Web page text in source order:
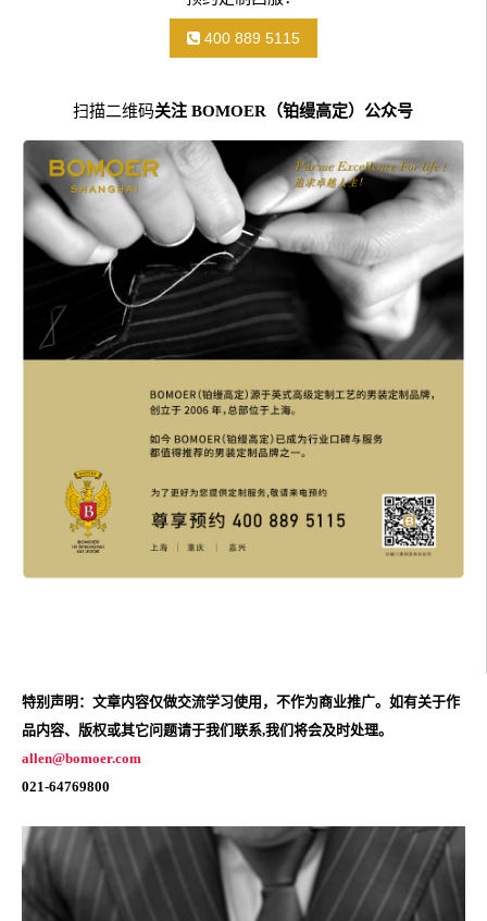
400 889 5115
扫描二维码关注 BOMOER（铂缦高定）公众号
特别声明：文章内容仅做交流学习使用，不作为商业推广。如有关于作
品内容、版权或其它问题请于我们联系,我们将会及时处理。
allen@bomoer.com
021-64769800